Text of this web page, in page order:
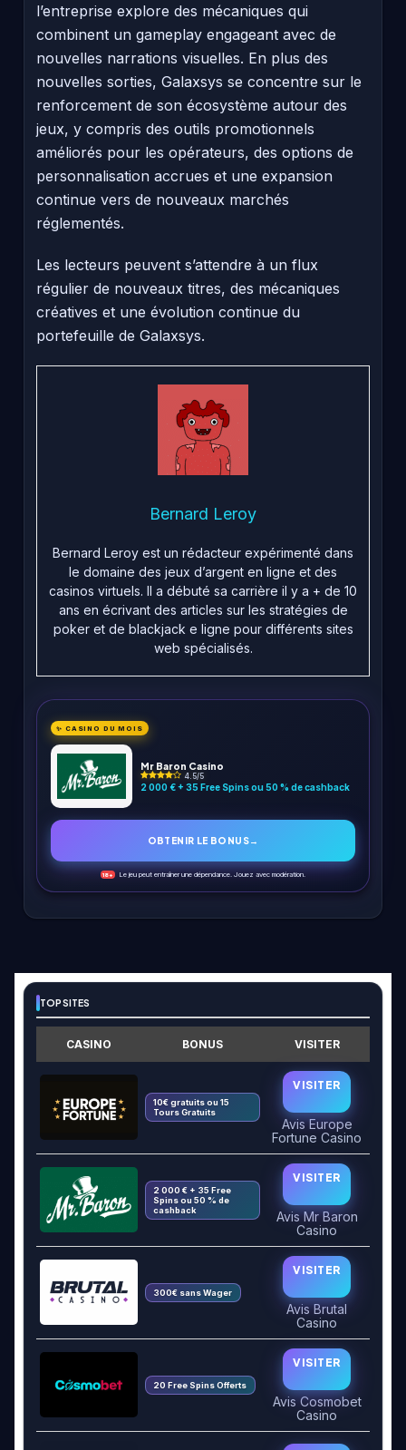
l’entreprise explore des mécaniques qui
combinent un gameplay engageant avec de
nouvelles narrations visuelles. En plus des
nouvelles sorties, Galaxsys se concentre sur le
renforcement de son écosystème autour des
jeux, y compris des outils promotionnels
améliorés pour les opérateurs, des options de
personnalisation accrues et une expansion
continue vers de nouveaux marchés
réglementés.
Les lecteurs peuvent s’attendre à un flux
régulier de nouveaux titres, des mécaniques
créatives et une évolution continue du
portefeuille de Galaxsys.
Bernard Leroy
Bernard Leroy est un rédacteur expérimenté dans
le domaine des jeux d’argent en ligne et des
casinos virtuels. Il a débuté sa carrière il y a + de 10
ans en écrivant des articles sur les stratégies de
poker et de blackjack e ligne pour différents sites
web spécialisés.
✨ CASINO DU MOIS
Mr Baron Casino
4.5/5
2 000 € + 35 Free Spins ou 50 % de cashback
OBTENIR LE BONUS→
18+ Le jeu peut entraîner une dépendance. Jouez avec modération.
TOP SITES
CASINO BONUS VISITER
10€ gratuits ou 15
Tours Gratuits
VISITER
Avis Europe
Fortune Casino
2 000 € + 35 Free
Spins ou 50 % de
cashback
VISITER
Avis Mr Baron
Casino
300€ sans Wager
VISITER
Avis Brutal
Casino
20 Free Spins Offerts
VISITER
Avis Cosmobet
Casino